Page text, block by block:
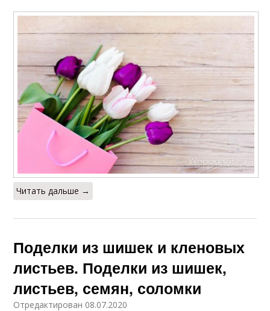
Читать дальше →
Поделки из шишек и кленовых
листьев. Поделки из шишек,
листьев, семян, соломки
Отредактирован 08.07.2020